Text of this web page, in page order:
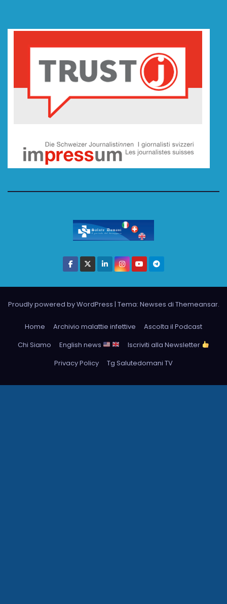
Proudly powered by WordPress | Tema: Newses di Themeansar.
Home Archivio malattie infettive
Ascolta il Podcast
Chi Siamo
English news
Iscriviti alla Newsletter
Privacy Policy
Tg Salutedomani TV